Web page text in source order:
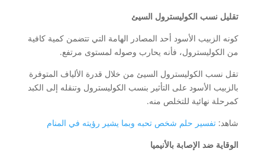
تقليل نسب الكوليسترول السيئ
كونه الزبيب الأسود أحد المصادر الهامة التي تتضمن كمية كافية
من الكوليسترول، فأنه يحارب وصوله لمستوى مرتفع.
تقل نسب الكوليسترول السيئ من خلال قدرة الألياف المتوفرة
بالزبيب الأسود على التأثير بنسب الكوليسترول وتنقله إلى الكبد
كمرحلة نهائية للتخلص منه.
شاهد: تفسير حلم شخص تحبه وبما يشير رؤيته في المنام
الوقاية ضد الإصابة بالأنيميا